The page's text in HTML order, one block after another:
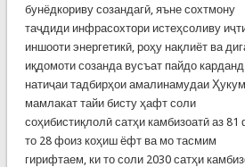
бунёдкориву созандагӣ, яъне сохтмону
таҷдиди инфрасохтори истеҳсоливу
иншооти энергетикӣ, роҳу нақлиёт ва
иқдомоти созанда вусъат пайдо
натиҷаи тадбирҳои амалинамудаи
мамлакат тайи бисту ҳафт соли
соҳибистиқлолӣ сатҳи камбизоатӣ аз 81
то 28 фоиз коҳиш ёфт ва мо тасмим
гирифтаем, ки то соли 2030 сатҳи